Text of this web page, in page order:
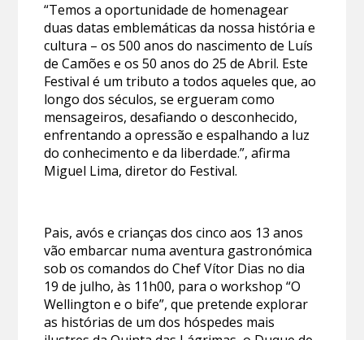
“Temos a oportunidade de homenagear
duas datas emblemáticas da nossa história e
cultura – os 500 anos do nascimento de Luís
de Camões e os 50 anos do 25 de Abril. Este
Festival é um tributo a todos aqueles que, ao
longo dos séculos, se ergueram como
mensageiros, desafiando o desconhecido,
enfrentando a opressão e espalhando a luz
do conhecimento e da liberdade.”, afirma
Miguel Lima, diretor do Festival.
Pais, avós e crianças dos cinco aos 13 anos
vão embarcar numa aventura gastronómica
sob os comandos do Chef Vítor Dias no dia
19 de julho, às 11h00, para o workshop “O
Wellington e o bife”, que pretende explorar
as histórias de um dos hóspedes mais